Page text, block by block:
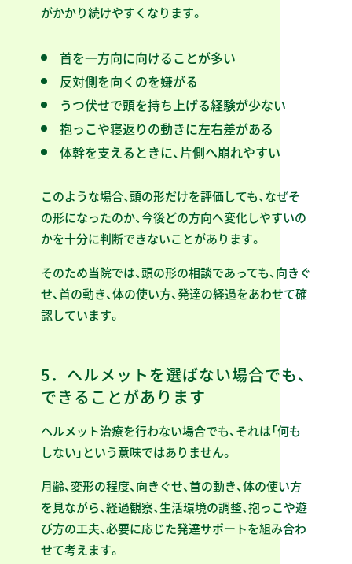
がかかり続けやすくなります。
首を一方向に向けることが多い
反対側を向くのを嫌がる
うつ伏せで頭を持ち上げる経験が少ない
抱っこや寝返りの動きに左右差がある
体幹を支えるときに、片側へ崩れやすい
このような場合、頭の形だけを評価しても、なぜそ
の形になったのか、今後どの方向へ変化しやすいの
かを十分に判断できないことがあります。
そのため当院では、頭の形の相談であっても、向きぐ
せ、首の動き、体の使い方、発達の経過をあわせて確
認しています。
5．ヘルメットを選ばない場合でも、
できることがあります
ヘルメット治療を行わない場合でも、それは「何も
しない」という意味ではありません。
月齢、変形の程度、向きぐせ、首の動き、体の使い方
を見ながら、経過観察、生活環境の調整、抱っこや遊
び方の工夫、必要に応じた発達サポートを組み合わ
せて考えます。